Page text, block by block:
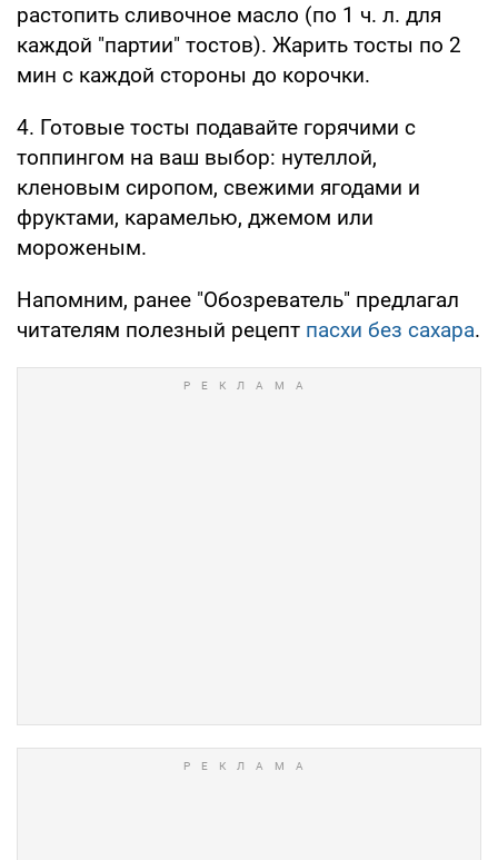
растопить сливочное масло (по 1 ч. л. для
каждой "партии" тостов). Жарить тосты по 2
мин с каждой стороны до корочки.
4. Готовые тосты подавайте горячими с
топпингом на ваш выбор: нутеллой,
кленовым сиропом, свежими ягодами и
фруктами, карамелью, джемом или
мороженым.
Напомним, ранее "Обозреватель" предлагал
читателям полезный рецепт пасхи без сахара.